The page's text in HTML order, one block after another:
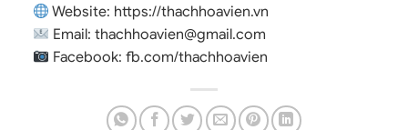
Website: https://thachhoavien.vn
Email:thachhoavien@gmail.com
Facebook:fb.com/thachhoavien